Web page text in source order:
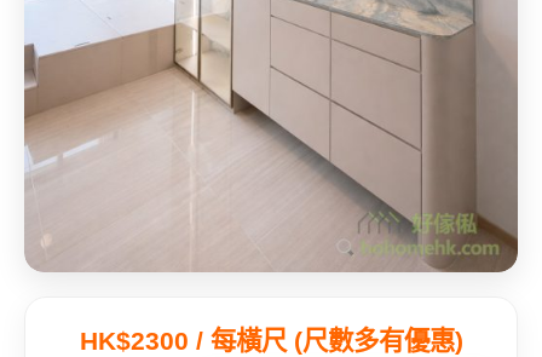
HK$2300 / 每橫尺 (尺數多有優惠)